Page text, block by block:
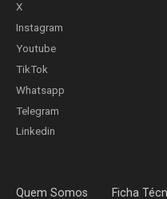
X
Instagram
Youtube
TikTok
Whatsapp
Telegram
Linkedin
Quem Somos Ficha